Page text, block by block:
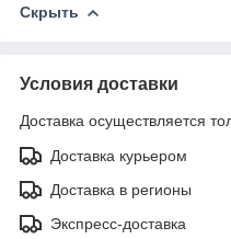
Скрыть
Условия доставки
Доставка осуществляется
Доставка курьером
Доставка в регионы
Экспресс-доставка